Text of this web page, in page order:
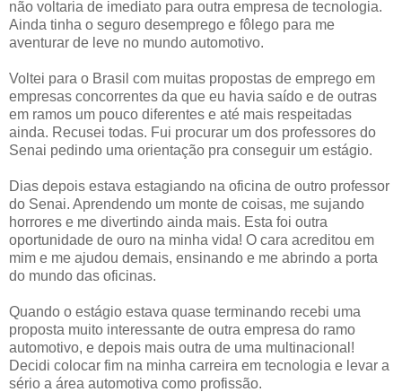
não voltaria de imediato para outra empresa de tecnologia.
Ainda tinha o seguro desemprego e fôlego para me
aventurar de leve no mundo automotivo.
Voltei para o Brasil com muitas propostas de emprego em
empresas concorrentes da que eu havia saído e de outras
em ramos um pouco diferentes e até mais respeitadas
ainda. Recusei todas. Fui procurar um dos professores do
Senai pedindo uma orientação pra conseguir um estágio.
Dias depois estava estagiando na oficina de outro professor
do Senai. Aprendendo um monte de coisas, me sujando
horrores e me divertindo ainda mais. Esta foi outra
oportunidade de ouro na minha vida! O cara acreditou em
mim e me ajudou demais, ensinando e me abrindo a porta
do mundo das oficinas.
Quando o estágio estava quase terminando recebi uma
proposta muito interessante de outra empresa do ramo
automotivo, e depois mais outra de uma multinacional!
Decidi colocar fim na minha carreira em tecnologia e levar a
sério a área automotiva como profissão.